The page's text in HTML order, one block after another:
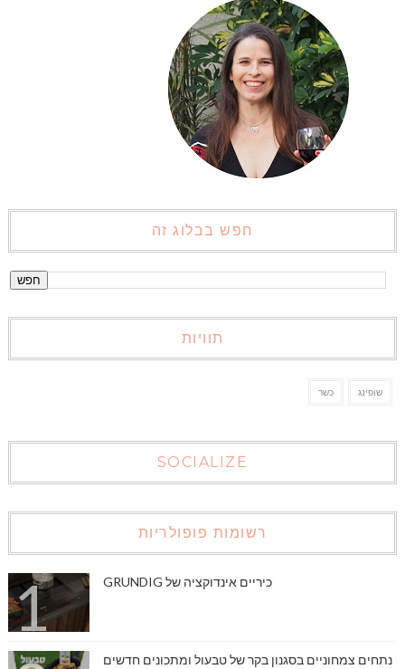
חפש בבלוג זה
תוויות
כשר שופינג
SOCIALIZE
רשומות פופולריות
כיריים אינדוקציה של GRUNDIG
נתחים צמחוניים בסגנון בקר של טבעול ומתכונים חדשים